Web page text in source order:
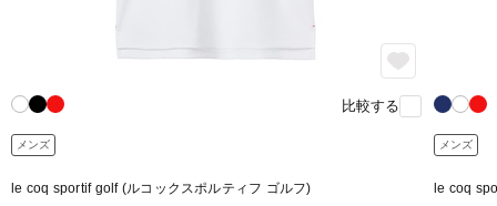
比較する
メンズ
le coq sportif golf (ルコックスポルティフ ゴルフ)
メンズ
le coq